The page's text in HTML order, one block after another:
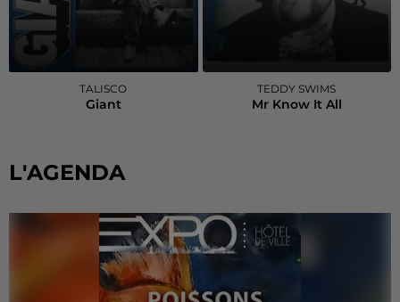
TALISCO
Giant
TEDDY SWIMS
Mr Know It All
L'AGENDA